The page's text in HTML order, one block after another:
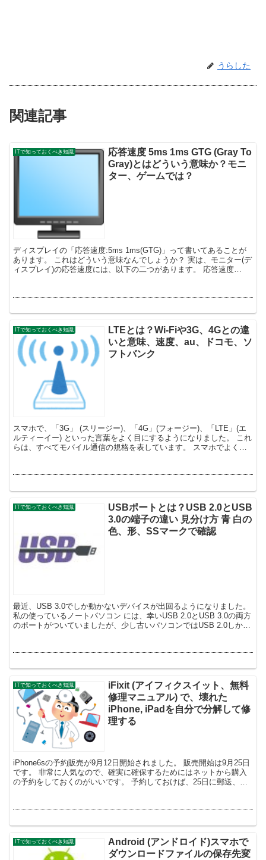
うらした
関連記事
ITで知っておくべき知識
応答速度 5ms 1ms GTG (Gray To
Gray)とはどういう意味か？モニ
ター、ゲームでは？
ディスプレイの「応答速度:5ms 1ms(GTG)」って書いてあることが
あります。 これはどういう意味なんでしょうか？ 実は、モニター(デ
ィスプレイ)の応答速度には、以下の二つがあります。 応答速度
ITで知っておくべき知識
LTEとは？Wi-Fiや3G、4Gとの違
いと意味、速度、au、ドコモ、ソ
フトバンク
スマホで、「3G」 (スリージー)、「4G」(フォージー)、「LTE」(エ
ルティーイー) といった言葉をよく目にするようになりました。 これ
らは、すべてモバイル通信の規格を表しています。 スマホでよく使
ITで知っておくべき知識
USBポートとは？USB 2.0とUSB
3.0の端子の違い 見分け方 青 白の
色、形、SSマークで確認
最近、USB 3.0でしか動かないデバイスが出回るようになりました。
私の使っているノートパソコン には、幸いUSB 2.0とUSB 3.0の両方
のポートがついていましたが、少し古いパソコンではUSB 2.0しかつ
ITで知っておくべき知識
iFixit (アイフィクスイット、無料
修理マニュアル) で、壊れた
iPhone, iPadを自分で分解して修
理する
iPhone6sの予約販売が9月12日開始されました。 販売開始は9月25日
です。 非常に人気なので、確実に確保するためにはネットから購入
の予約をしておくのがいいです。 予約しておけば、25日に郵送、も
ITで知っておくべき知識
Android (アンドロイド)スマホで
ダウンロードファイルの保存先変